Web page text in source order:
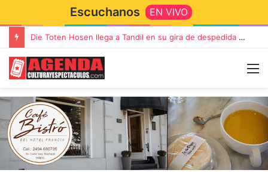
Escuchanos EN VIVO
Die Toten Hosen llega a Tandil en su gira de despedida «Fútbol, Asado, Vino y Adiós Amigos»